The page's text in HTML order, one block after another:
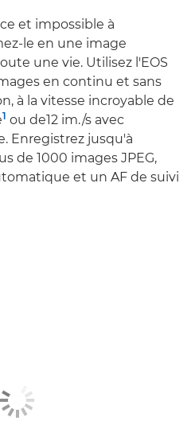
et impossible à
le en une image
une vie. Utilisez l'EOS
en continu et sans
à la vitesse incroyable de
1 ou de12 im./s avec
Enregistrez jusqu'à
de 1000 images JPEG,
et un AF de suivi